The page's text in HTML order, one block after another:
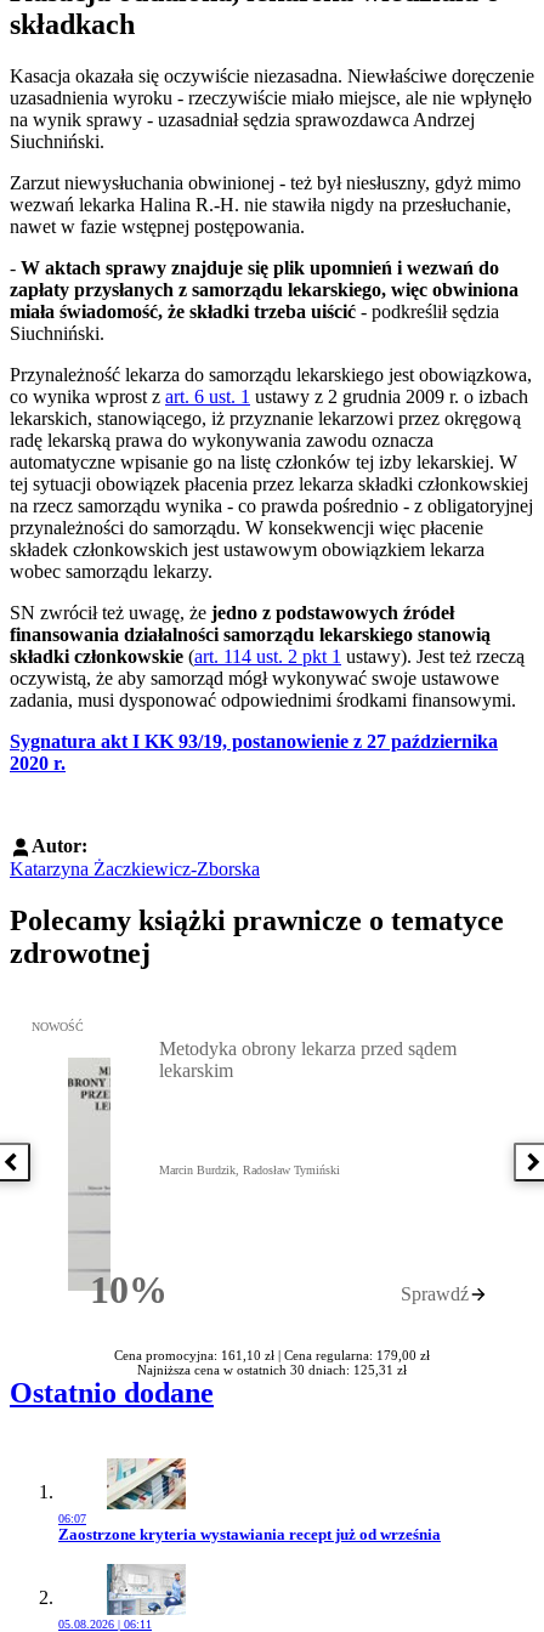
składkach
Kasacja okazała się oczywiście niezasadna. Niewłaściwe doręczenie
uzasadnienia wyroku - rzeczywiście miało miejsce, ale nie wpłynęło
na wynik sprawy - uzasadniał sędzia sprawozdawca Andrzej
Siuchniński.
Zarzut niewysłuchania obwinionej - też był niesłuszny, gdyż mimo
wezwań lekarka Halina R.-H. nie stawiła nigdy na przesłuchanie,
nawet w fazie wstępnej postępowania.
- W aktach sprawy znajduje się plik upomnień i wezwań do
zapłaty przysłanych z samorządu lekarskiego, więc obwiniona
miała świadomość, że składki trzeba uiścić - podkreślił sędzia
Siuchniński.
Przynależność lekarza do samorządu lekarskiego jest obowiązkowa,
co wynika wprost z art. 6 ust. 1 ustawy z 2 grudnia 2009 r. o izbach
lekarskich, stanowiącego, iż przyznanie lekarzowi przez okręgową
radę lekarską prawa do wykonywania zawodu oznacza
automatyczne wpisanie go na listę członków tej izby lekarskiej. W
tej sytuacji obowiązek płacenia przez lekarza składki członkowskiej
na rzecz samorządu wynika - co prawda pośrednio - z obligatoryjnej
przynależności do samorządu. W konsekwencji więc płacenie
składek członkowskich jest ustawowym obowiązkiem lekarza
wobec samorządu lekarzy.
SN zwrócił też uwagę, że jedno z podstawowych źródeł
finansowania działalności samorządu lekarskiego stanowią
składki członkowskie (art. 114 ust. 2 pkt 1 ustawy). Jest też rzeczą
oczywistą, że aby samorząd mógł wykonywać swoje ustawowe
zadania, musi dysponować odpowiednimi środkami finansowymi.
Sygnatura akt I KK 93/19, postanowienie z 27 października
2020 r.
Autor:
Katarzyna Żaczkiewicz-Zborska
Polecamy książki prawnicze o tematyce
zdrowotnej
Poprzednia książka
Przejdź do: Metodyka obrony lekarza przed sądem lekarskim,
NOWOŚĆ
10%Rabatu
Metodyka obrony lekarza przed sądem
lekarskim
Marcin Burdzik, Radosław Tymiński
Sprawdź
Cena promocyjna: 161,10 zł | Cena regularna: 179,00 zł
Najniższa cena w ostatnich 30 dniach: 125,31 zł
Ostatnio dodane
06:07
Przejdź do artykułu:
Zaostrzone kryteria wystawiania recept już od września
05.08.2026 | 06:11